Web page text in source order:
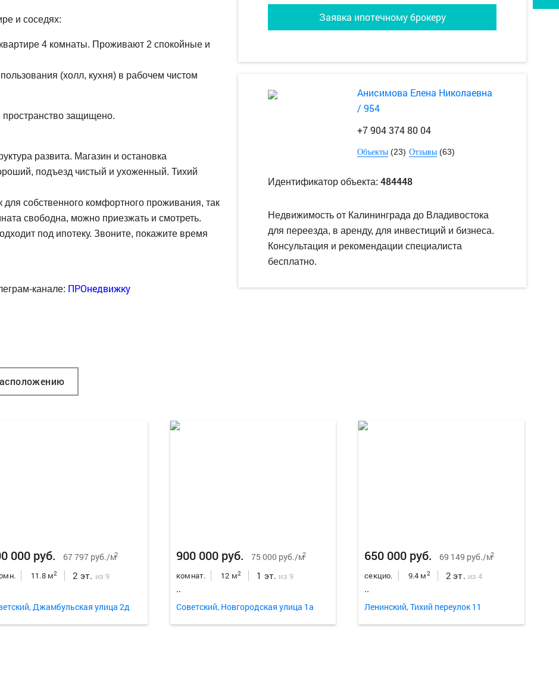
и соседях:
4 комнаты. Проживают 2 спокойные и
(холл, кухня) в рабочем чистом
защищено.
развита. Магазин и остановка
подъезд чистый и ухоженный. Тихий
собственного комфортного проживания, так
свободна, можно приезжать и смотреть.
под ипотеку. Звоните, покажите время
канале: ПРОнедвижку
Заявка ипотечному брокеру
Анисимова Елена Николаевна
/ 954
+7 904 374 80 04
Объекты(23) Отзывы(63)
Идентификатор объекта: 484448
Недвижимость от Калининграда до Владивостока
для переезда, в аренду, для инвестиций и бизнеса.
Консультация и рекомендации специалиста
бесплатно.
000 руб. 67 797 руб./м2
11.8 м2 2 эт. из 9
Джамбульская улица 2д
900 000 руб. 75 000 руб./м2
комнат. 12 м2 1 эт. из 9
..
Советский, Новгородская улица 1а
650 000 руб. 69 149 руб./м2
секцио. 9.4 м2 2 эт. из 4
..
Ленинский, Тихий переулок 11